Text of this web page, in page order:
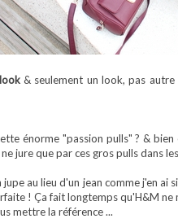
look& seulement un look, pas autre
énorme "passion pulls" ? &
jure que par ces gros pulls dans
au lieu d'un jean comme j'en ai
! Ça fait longtemps qu'H&M ne
mettre la référence ...